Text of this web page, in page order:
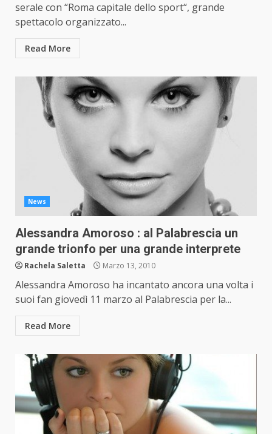
serale con “Roma capitale dello sport“, grande
spettacolo organizzato...
Read More
News
Alessandra Amoroso : al Palabrescia un
grande trionfo per una grande interprete
Rachela Saletta Marzo 13, 2010
Alessandra Amoroso ha incantato ancora una volta i
suoi fan giovedì 11 marzo al Palabrescia per la...
Read More